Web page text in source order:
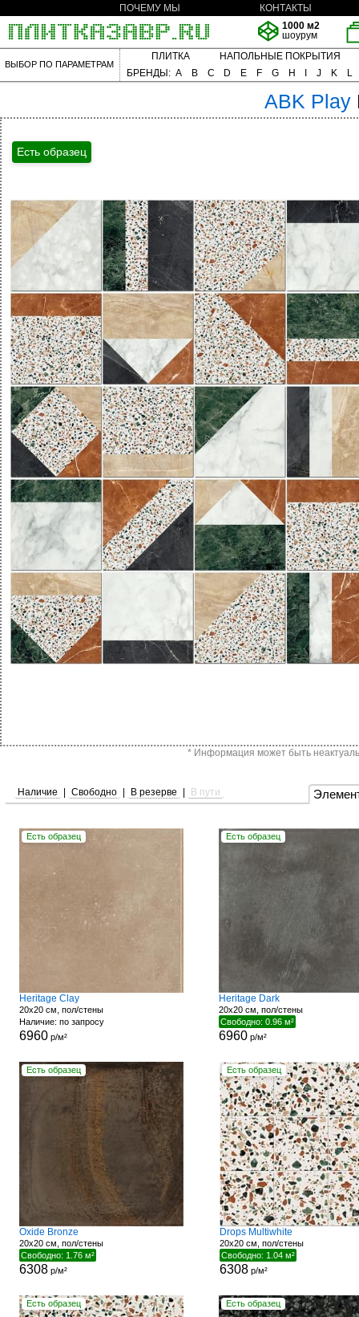
ПОЧЕМУ МЫ
КОНТАКТЫ
1000 м2
шоурум
ВЫБОР ПО ПАРАМЕТРАМ
ПЛИТКА
НАПОЛЬНЫЕ ПОКРЫТИЯ
БРЕНДЫ: A B C D E F G H J K L
ABK Play
Есть образец
* Информация может быть
Наличие Свободно В резерве В пути
Есть образец
Heritage Clay
20x20 см, пол/стены
Наличие: по запросу
6960р/м²
Есть образец
Heritage Dark
20x20 см, пол/стены
Свободно: 0.96 м²
6960р/м²
Есть образец
Oxide Bronze
20x20 см, пол/стены
Свободно: 1.76 м²
6308р/м²
Есть образец
Drops Multiwhite
20x20 см, пол/стены
Свободно: 1.04 м²
6308р/м²
Есть образец Есть образец